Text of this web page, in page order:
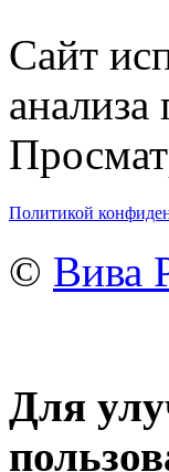
Сайт
Политикой
© Вива
Для